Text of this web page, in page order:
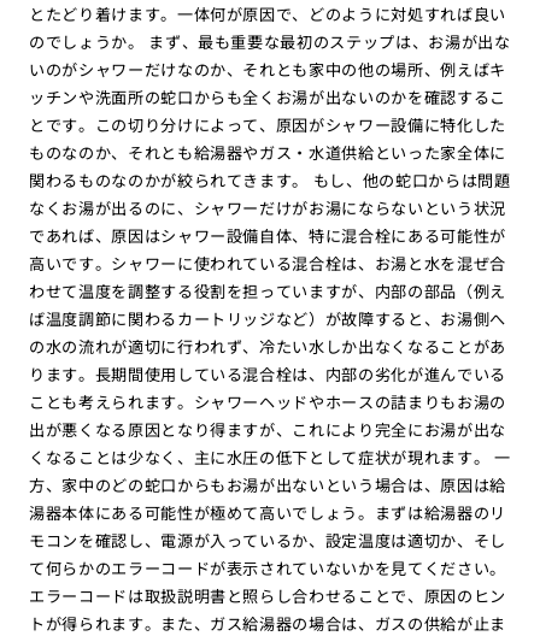
とたどり着けます。一体何が原因で、どのように対処すれば良い
のでしょうか。 まず、最も重要な最初のステップは、お湯が出な
いのがシャワーだけなのか、それとも家中の他の場所、例えばキ
ッチンや洗面所の蛇口からも全くお湯が出ないのかを確認するこ
とです。この切り分けによって、原因がシャワー設備に特化した
ものなのか、それとも給湯器やガス・水道供給といった家全体に
関わるものなのかが絞られてきます。 もし、他の蛇口からは問題
なくお湯が出るのに、シャワーだけがお湯にならないという状況
であれば、原因はシャワー設備自体、特に混合栓にある可能性が
高いです。シャワーに使われている混合栓は、お湯と水を混ぜ合
わせて温度を調整する役割を担っていますが、内部の部品（例え
ば温度調節に関わるカートリッジなど）が故障すると、お湯側へ
の水の流れが適切に行われず、冷たい水しか出なくなることがあ
ります。長期間使用している混合栓は、内部の劣化が進んでいる
ことも考えられます。シャワーヘッドやホースの詰まりもお湯の
出が悪くなる原因となり得ますが、これにより完全にお湯が出な
くなることは少なく、主に水圧の低下として症状が現れます。 一
方、家中のどの蛇口からもお湯が出ないという場合は、原因は給
湯器本体にある可能性が極めて高いでしょう。まずは給湯器のリ
モコンを確認し、電源が入っているか、設定温度は適切か、そし
て何らかのエラーコードが表示されていないかを見てください。
エラーコードは取扱説明書と照らし合わせることで、原因のヒン
トが得られます。また、ガス給湯器の場合は、ガスの供給が止ま